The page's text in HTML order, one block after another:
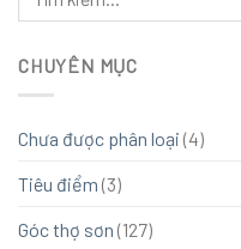
CHUYÊN MỤC
Chưa được phân loại (4)
Tiêu điểm (3)
Góc thợ sơn (127)